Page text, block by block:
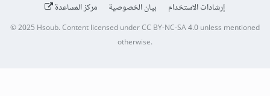
إرشادات الاستخدام
بيان الخصوصية مركز المساعدة
© 2025 Hsoub.Content licensed underCC BY-NC-SA 4.0unless mentioned
otherwise.